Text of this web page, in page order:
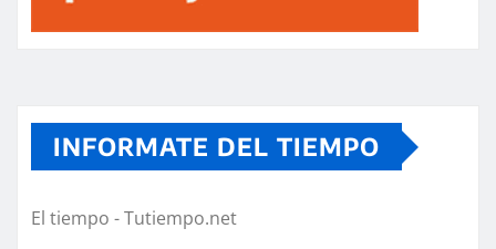
INFORMATE DEL TIEMPO
El tiempo - Tutiempo.net